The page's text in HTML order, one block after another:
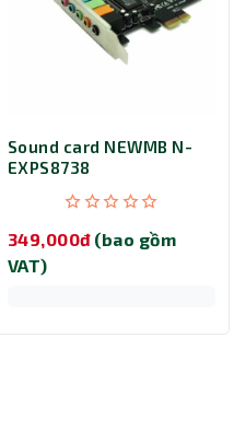
Sound card NEWMB N-
EXPS8738
349,000đ (bao gồm
VAT)